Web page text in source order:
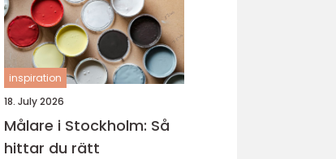
inspiration
18. July 2026
Målare i Stockholm: Så
hittar du rätt